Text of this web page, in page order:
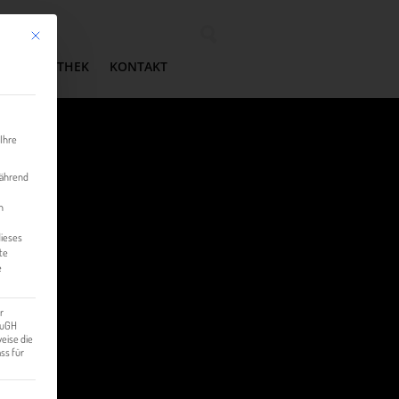
MEDIATHEK KONTAKT
Mit diesem Button wird der Dialog geschlossen. Seine Funktionalität ist identisch mit der
die
für